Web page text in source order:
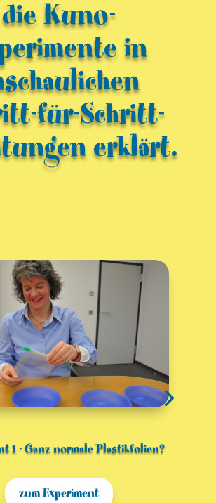
die Kuno-
in
für-Schritt-
erklärt.
1 - Ganz normale Plastikfolien?
zum Experiment